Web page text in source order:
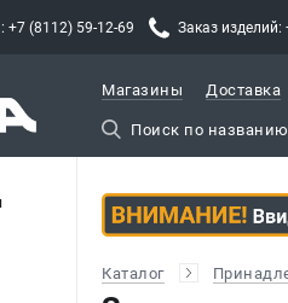
+7 (8112) 59-12-69 Заказ изделий:
Магазины Доставка
Каталог